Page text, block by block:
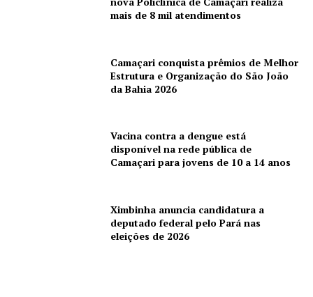
mais de 8 mil atendimentos
Camaçari conquista prêmios de Melhor
Estrutura e Organização do São João
da Bahia 2026
Vacina contra a dengue está
disponível na rede pública de
Camaçari para jovens de 10 a 14 anos
Ximbinha anuncia candidatura a
deputado federal pelo Pará nas
eleições de 2026